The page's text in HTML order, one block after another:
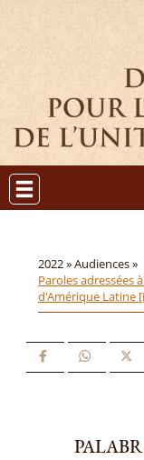
2022 »Audiences »
Paroles adressées
d'Amérique Latine